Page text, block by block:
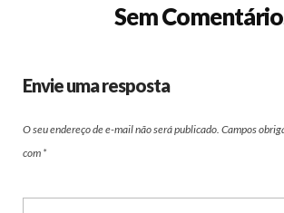
Sem
Envie uma resposta
O seu endereço de e-mail não será publicado. Campos
com *